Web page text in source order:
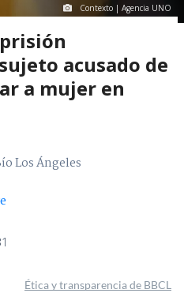
Contexto | Agencia UNO
acusado de
a mujer en
Los Ángeles
Ética y transparencia de BBCL